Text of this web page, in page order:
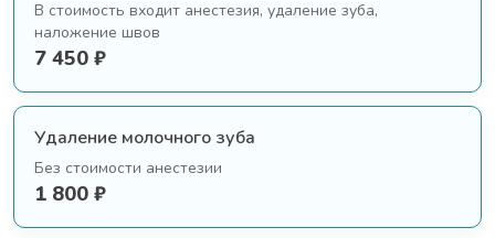
В стоимость входит анестезия, удаление зуба,
наложение швов
7 450 ₽
Удаление молочного зуба
Без стоимости анестезии
1 800 ₽